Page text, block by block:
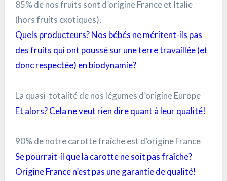
85% de nos fruits sont d’origine France et Italie
(hors fruits exotiques),
Quels producteurs? Nos bébés ne méritent-ils pas
des fruits qui ont poussé sur une terre travaillée (et
donc respectée) en biodynamie?
La quasi-totalité de nos légumes d’origine Europe
Et alors? Cela ne veut rien dire quant à leur qualité!
90% de notre carotte fraîche est d’origine France
Se pourrait-il que la carotte ne soit pas fraîche?
Origine France n’est pas une garantie de qualité!